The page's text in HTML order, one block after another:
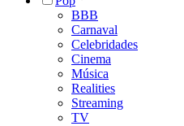
BBB
Carnaval
Celebridades
Cinema
Música
Realities
Streaming
TV